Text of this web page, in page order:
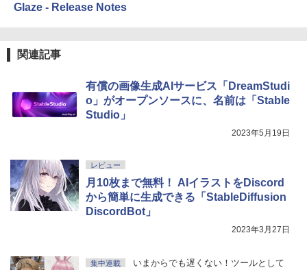
ンコード版
￥3,600
￥1,600
ージ、防水、7インチカラーディスプレ
New Amazon Kindle Scribe Colorsoft |
11インチカラーディスプレイ、64GBスト
レージ、ノート機能搭載、明るさ自動調
￥115,980
Glaze - Release Notes
関連記事
有償の画像生成AIサービス「DreamStudi
o」がオープンソースに、名前は「Stable
Studio」
2023年5月19日
レビュー
月10枚まで無料！ AIイラストをDiscord
から簡単に生成できる「StableDiffusion
DiscordBot」
2023年3月27日
集中連載
いまからでも遅くない！ツールとして